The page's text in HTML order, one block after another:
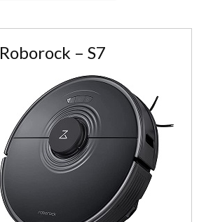
Roborock – S7